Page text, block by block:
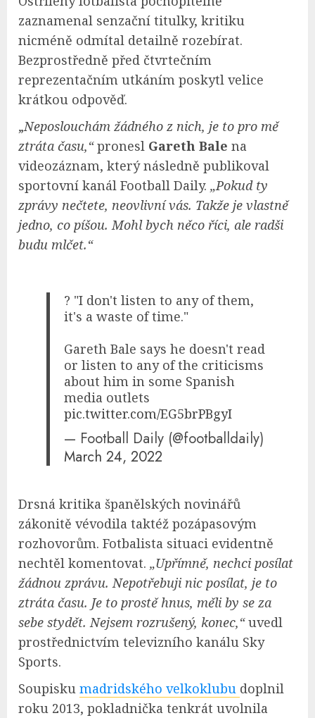
zaznamenal senzační titulky, kritiku
nicméně odmítal detailně rozebírat.
Bezprostředně před čtvrtečním
reprezentačním utkáním poskytl velice
krátkou odpověď.
„Neposlouchám žádného z nich, je to pro mě
ztráta času,“pronesl Gareth Bale na
videozáznam, který následně publikoval
sportovní kanál Football Daily. „Pokud ty
zprávy nečtete, neovlivní vás. Takže je vlastně
jedno, co píšou. Mohl bych něco říci, ale radši
budu mlčet.“
? "I don't listen to any of them,
it's a waste of time."
Gareth Bale says he doesn't read
or listen to any of the criticisms
about him in some Spanish
media outlets
pic.twitter.com/EG5brPBgyI
— Football Daily (@footballdaily)
March 24, 2022
Drsná kritika španělských novinářů
zákonitě vévodila taktéž pozápasovým
rozhovorům. Fotbalista situaci evidentně
nechtěl komentovat. „Upřímně, nechci posílat
žádnou zprávu. Nepotřebuji nic posílat, je to
ztráta času. Je to prostě hnus, měli by se za
sebe stydět. Nejsem rozrušený, konec,“uvedl
prostřednictvím televizního kanálu Sky
Sports.
Soupisku madridského velkoklubu doplnil
roku 2013, pokladnička tenkrát uvolnila